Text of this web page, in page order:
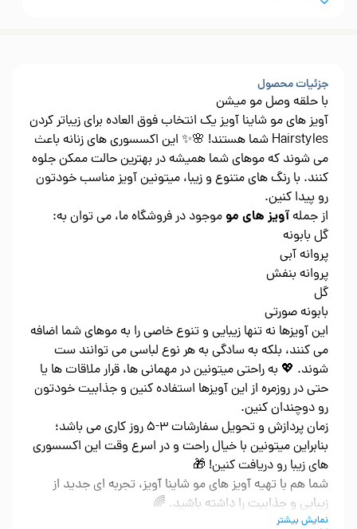
جزئیات محصول
با حلقه وصل مو میشن
آویز های مو شاینا آویز یک انتخاب فوق العاده برای زیباتر کردن
Hairstyles شما هستند! 🌸✨ این اکسسوری های زنانه باعث
می شوند که موهای شما همیشه در بهترین حالت ممکن جلوه
کنند. با رنگ های متنوع و زیبا، میتونین آویز مناسب خودتون
رو پیدا کنین.
از جملهآویز های مو موجود در فروشگاه ما، می توان به:
گل بابونه
پروانه آبی
پروانه بنفش
گل
بابونه صورتی
این آویزها نه تنها زیبایی و تنوع خاصی را به موهای شما اضافه
می کنند، بلکه به سادگی به هر نوع لباسی می توانند ست
شوند. 💖 به راحتی میتونین در مهمانی ها، قرار ملاقات ها یا
حتی در روزمره از این آویزها استفاده کنین و جذابیت خودتون
رو دوچندان کنین.
زمان پردازش و تحویل سفارشات 3-5 روز کاری می باشد؛
بنابراین میتونین با خیال راحت و در اسرع وقت این اکسسوری
های زیبا رو دریافت کنین! 🎁
شما هم با تهیه آویز های مو شاینا آویز، تجربه ای جدید از
زیبایی و جذابیت را داشته باشید. 🌈
نمایش بیشتر